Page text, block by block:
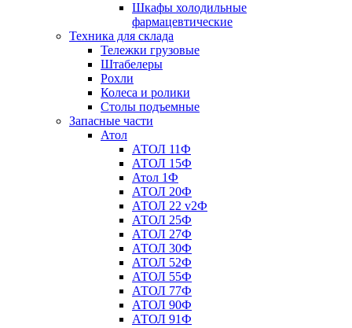
Шкафы холодильные
фармацевтические
Техника для склада
Тележки грузовые
Штабелеры
Рохли
Колеса и ролики
Столы подъемные
Запасные части
Атол
АТОЛ 11Ф
АТОЛ 15Ф
Атол 1Ф
АТОЛ 20Ф
АТОЛ 22 v2Ф
АТОЛ 25Ф
АТОЛ 27Ф
АТОЛ 30Ф
АТОЛ 52Ф
АТОЛ 55Ф
АТОЛ 77Ф
АТОЛ 90Ф
АТОЛ 91Ф